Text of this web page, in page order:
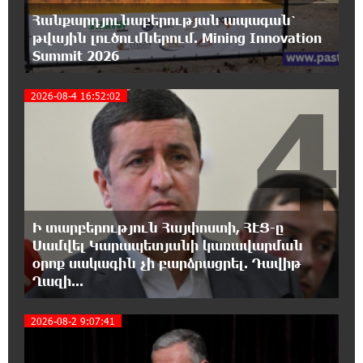
ՊԱՏՄՈՒԹՅԱՆ ԱՅՍ ՕՐԸ (6 օգոստոսի).
Ազդարարվել է Հյուսիս-Հարավ
ավտոմայրուղու շինարարության մեկնարկը. «Փաստ»
11:03:37 6-08-2026
Եվրոպական երազանք աղքատության
հետհամով. առևտրային ճգնաժամը մտել է
վտանգավոր փուլ. «Փաստ»
10:43:08 6-08-2026
Հարցնում են իրար.«ամուսինդ ո՞նց է, քեռիդ
ո՞նց է». Մարուքյանը հիասթափված է
նորընտիր խորհրդարանից
10:35:54 6-08-2026
և դա փոխում է պատկերացումները
էներգիայի արտադրության մասին
Հանքարդյունաբերության ապագան՝
թվային լուծումներում. Mining Innovation
Summit 2026
2026-08-4 16:52:02
Ի տարբերություն Հայփոստի, ՀԷՑ-ը
Սամվել Կարապետյանի կառավարման
օրոք սակագին չի բարձրացրել. Դավիթ
Ղազի...
4
2026-08-2 9:07:41